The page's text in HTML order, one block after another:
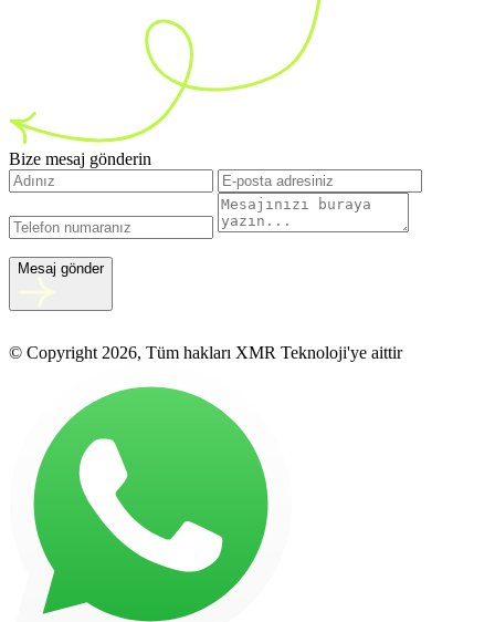
Bize mesaj gönderin
Mesaj gönder
© Copyright 2026, Tüm hakları XMR Teknoloji'ye aittir